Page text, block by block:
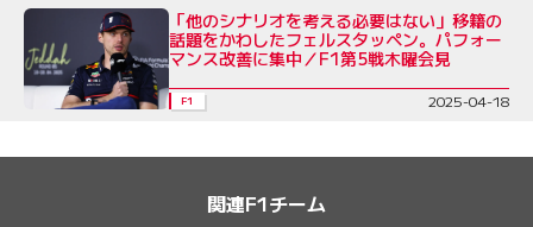
「他のシナリオを考える必要はない」移籍の
話題をかわしたフェルスタッペン。パフォー
マンス改善に集中／F1第5戦木曜会見
F1 2025-04-18
関連F1チーム